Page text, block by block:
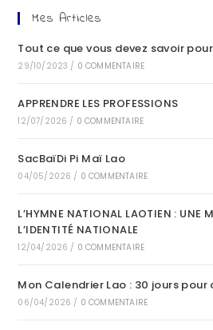
Mes Articles
Tout ce que vous devez savoir
29/10/2023 / 0 COMMENTAIRE
APPRENDRE LES PROFESSIONS
12/07/2026 / 0 COMMENTAIRE
SacBaïDi Pi Maï Lao
04/05/2026 / 0 COMMENTAIRE
L’HYMNE NATIONAL LAOTIEN : UNE
L’IDENTITÉ NATIONALE
12/04/2026 / 0 COMMENTAIRE
Mon Calendrier Lao : 30 jours
06/04/2026 / 0 COMMENTAIRE